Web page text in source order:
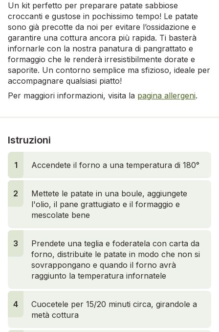
Un kit perfetto per preparare patate sabbiose
croccanti e gustose in pochissimo tempo! Le patate
sono già precotte da noi per evitare l’ossidazione e
garantire una cottura ancora più rapida. Ti basterà
infornarle con la nostra panatura di pangrattato e
formaggio che le renderà irresistibilmente dorate e
saporite. Un contorno semplice ma sfizioso, ideale per
accompagnare qualsiasi piatto!
Per maggiori informazioni, visita la pagina allergeni.
Istruzioni
1 Accendete il forno a una temperatura di 180°
2
Mettete le patate in una boule, aggiungete
l'olio, il pane grattugiato e il formaggio e
mescolate bene
2
3
Prendete una teglia e foderatela con carta da
forno, distribuite le patate in modo che non si
sovrappongano e quando il forno avrà
raggiunto la temperatura infornatele
3
4
Cuocetele per 15/20 minuti circa, girandole a
metà cottura
4